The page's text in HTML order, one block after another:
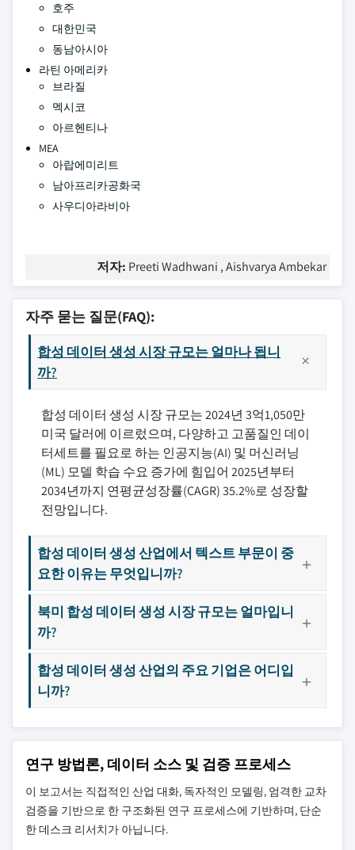
호주
대한민국
동남아시아
라틴 아메리카
브라질
멕시코
아르헨티나
MEA
아랍에미리트
남아프리카공화국
사우디아라비아
저자: Preeti Wadhwani , Aishvarya Ambekar
자주 묻는 질문(FAQ):
합성 데이터 생성 시장 규모는 얼마나 됩니
까?
합성 데이터 생성 시장 규모는 2024년 3억1,050만
미국 달러에 이르렀으며, 다양하고 고품질인 데이
터세트를 필요로 하는 인공지능(AI) 및 머신러닝
(ML) 모델 학습 수요 증가에 힘입어 2025년부터
2034년까지 연평균성장률(CAGR) 35.2%로 성장할
전망입니다.
합성 데이터 생성 산업에서 텍스트 부문이 중
요한 이유는 무엇입니까?
북미 합성 데이터 생성 시장 규모는 얼마입니
까?
합성 데이터 생성 산업의 주요 기업은 어디입
니까?
연구 방법론, 데이터 소스 및 검증 프로세스
이 보고서는 직접적인 산업 대화, 독자적인 모델링, 엄격한 교차
검증을 기반으로 한 구조화된 연구 프로세스에 기반하며, 단순
한 데스크 리서치가 아닙니다.